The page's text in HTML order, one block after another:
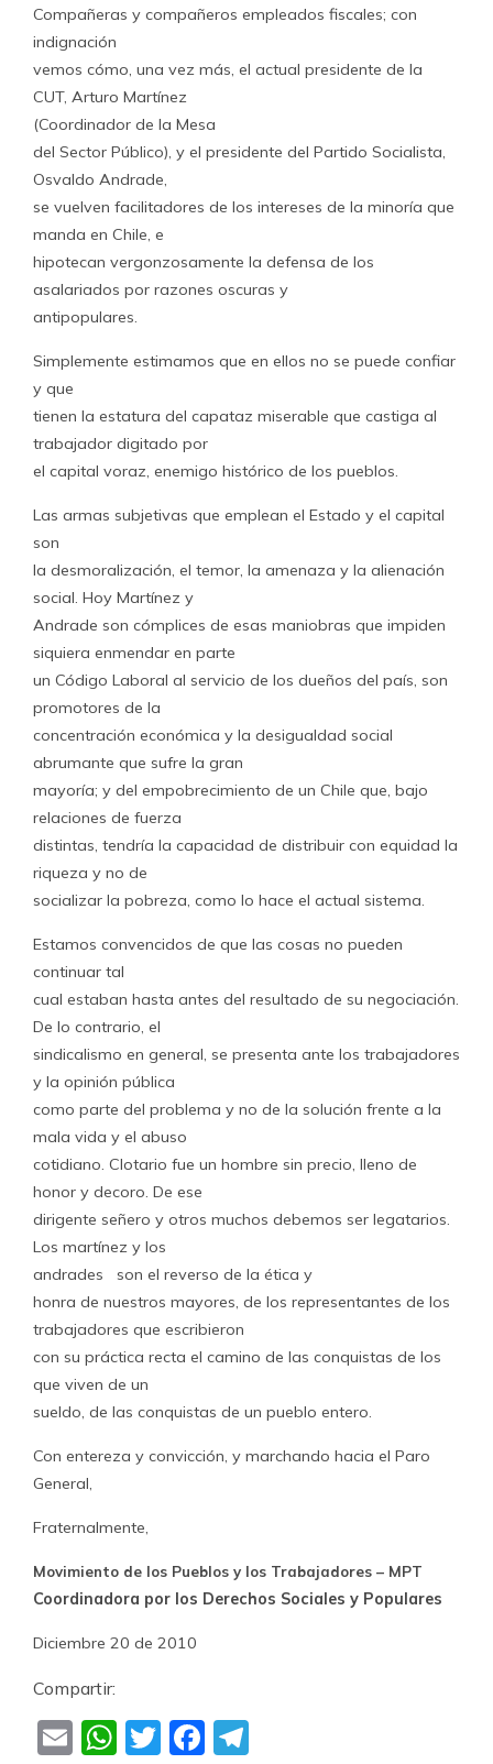
Compañeras y compañeros empleados fiscales; con
indignación
vemos cómo, una vez más, el actual presidente de la
CUT, Arturo Martínez
(Coordinador de la Mesa
del Sector Público), y el presidente del Partido Socialista,
Osvaldo Andrade,
se vuelven facilitadores de los intereses de la minoría que
manda en Chile, e
hipotecan vergonzosamente la defensa de los
asalariados por razones oscuras y
antipopulares.
Simplemente estimamos que en ellos no se puede confiar
y que
tienen la estatura del capataz miserable que castiga al
trabajador digitado por
el capital voraz, enemigo histórico de los pueblos.
Las armas subjetivas que emplean el Estado y el capital
son
la desmoralización, el temor, la amenaza y la alienación
social. Hoy Martínez y
Andrade son cómplices de esas maniobras que impiden
siquiera enmendar en parte
un Código Laboral al servicio de los dueños del país, son
promotores de la
concentración económica y la desigualdad social
abrumante que sufre la gran
mayoría; y del empobrecimiento de un Chile que, bajo
relaciones de fuerza
distintas, tendría la capacidad de distribuir con equidad la
riqueza y no de
socializar la pobreza, como lo hace el actual sistema.
Estamos convencidos de que las cosas no pueden
continuar tal
cual estaban hasta antes del resultado de su negociación.
De lo contrario, el
sindicalismo en general, se presenta ante los trabajadores
y la opinión pública
como parte del problema y no de la solución frente a la
mala vida y el abuso
cotidiano. Clotario fue un hombre sin precio, lleno de
honor y decoro. De ese
dirigente señero y otros muchos debemos ser legatarios.
Los martínez y los
andrades
son el reverso de la ética y
honra de nuestros mayores, de los representantes de los
trabajadores que escribieron
con su práctica recta el camino de las conquistas de los
que viven de un
sueldo, de las conquistas de un pueblo entero.
Con entereza y convicción, y marchando hacia el Paro
General,
Fraternalmente,
Movimiento de los Pueblos y los Trabajadores – MPT
Coordinadora por los Derechos Sociales y Populares
Diciembre 20 de 2010
Compartir:
EmailWhatsApp
TwitterFacebook